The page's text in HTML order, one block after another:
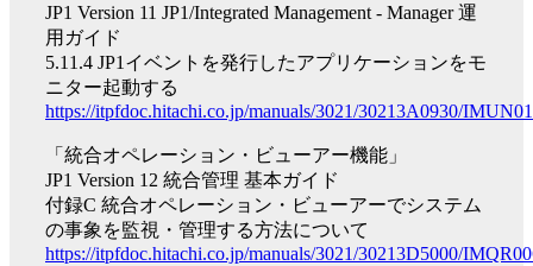
JP1 Version 11 JP1/Integrated Management - Manager 運
用ガイド
5.11.4 JP1イベントを発行したアプリケーションをモ
ニター起動する
https://itpfdoc.hitachi.co.jp/manuals/3021/30213A0930/
「統合オペレーション・ビューアー機能」
JP1 Version 12 統合管理 基本ガイド
付録C 統合オペレーション・ビューアーでシステム
の事象を監視・管理する方法について
https://itpfdoc.hitachi.co.jp/manuals/3021/30213D5000/